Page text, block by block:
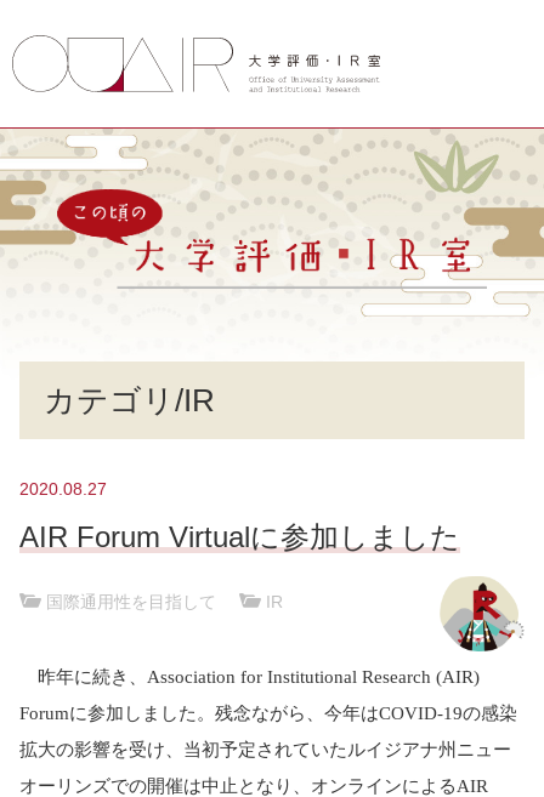
カテゴリ/IR
2020.08.27
AIR Forum Virtualに参加しました
国際通用性を目指して IR
昨年に続き、 Association for Institutional Research (AIR)
Forumに参加しました。残念ながら、今年はCOVID-19の感染
拡大の影響を受け、当初予定されていたルイジアナ州ニュー
オーリンズでの開催は中止となり、オンラインによるAIR